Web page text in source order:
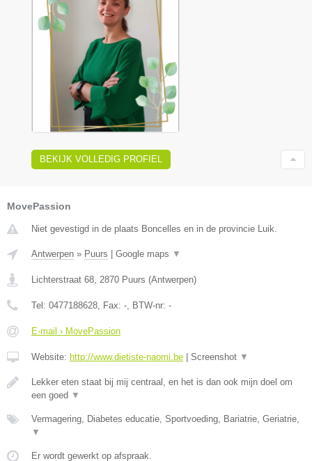
BEKIJK VOLLEDIG PROFIEL
MovePassion
Niet gevestigd in de plaats Boncelles en in de provincie Luik.
Antwerpen » Puurs Google maps ▼
Lichterstraat 68, 2870 Puurs (Antwerpen)
Tel: 0477188628, Fax: -, BTW-nr: -
E-mail › MovePassion
Website: http://www.dietiste-naomi.be Screenshot ▼
Lekker eten staat bij mij centraal, en het is dan ook mijn doel om
een goed ▼
Vermagering, Diabetes educatie, Sportvoeding, Bariatrie, Geriatrie,
▼
Er wordt gewerkt op afspraak.